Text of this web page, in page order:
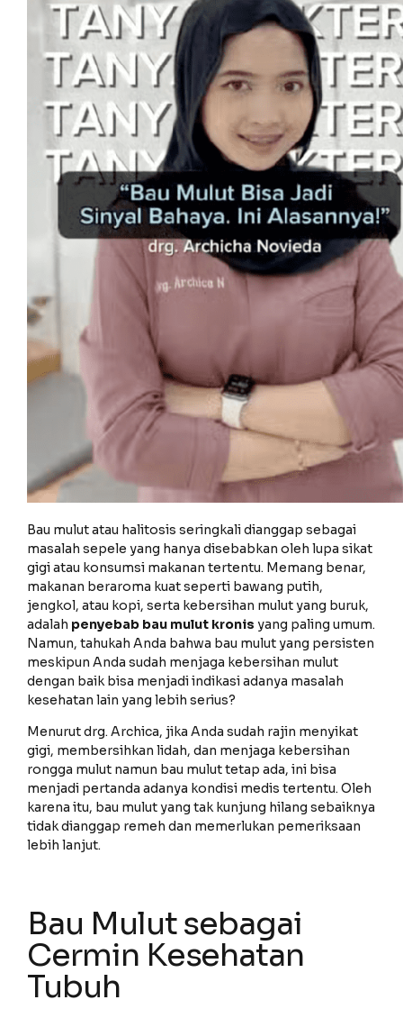
Bau mulut atau halitosis seringkali dianggap sebagai
masalah sepele yang hanya disebabkan oleh lupa sikat
gigi atau konsumsi makanan tertentu. Memang benar,
makanan beraroma kuat seperti bawang putih,
jengkol, atau kopi, serta kebersihan mulut yang buruk,
adalah penyebab bau mulut kronis yang paling umum.
Namun, tahukah Anda bahwa bau mulut yang persisten
meskipun Anda sudah menjaga kebersihan mulut
dengan baik bisa menjadi indikasi adanya masalah
kesehatan lain yang lebih serius?
Menurut drg. Archica, jika Anda sudah rajin menyikat
gigi, membersihkan lidah, dan menjaga kebersihan
rongga mulut namun bau mulut tetap ada, ini bisa
menjadi pertanda adanya kondisi medis tertentu. Oleh
karena itu, bau mulut yang tak kunjung hilang sebaiknya
tidak dianggap remeh dan memerlukan pemeriksaan
lebih lanjut.
Bau Mulut sebagai
Cermin Kesehatan
Tubuh